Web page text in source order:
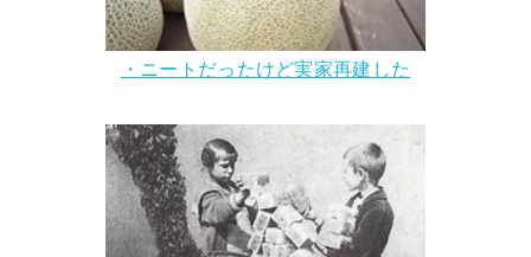
・ニートだったけど実家再建した